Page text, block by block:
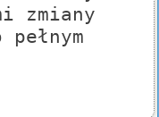
zmiany